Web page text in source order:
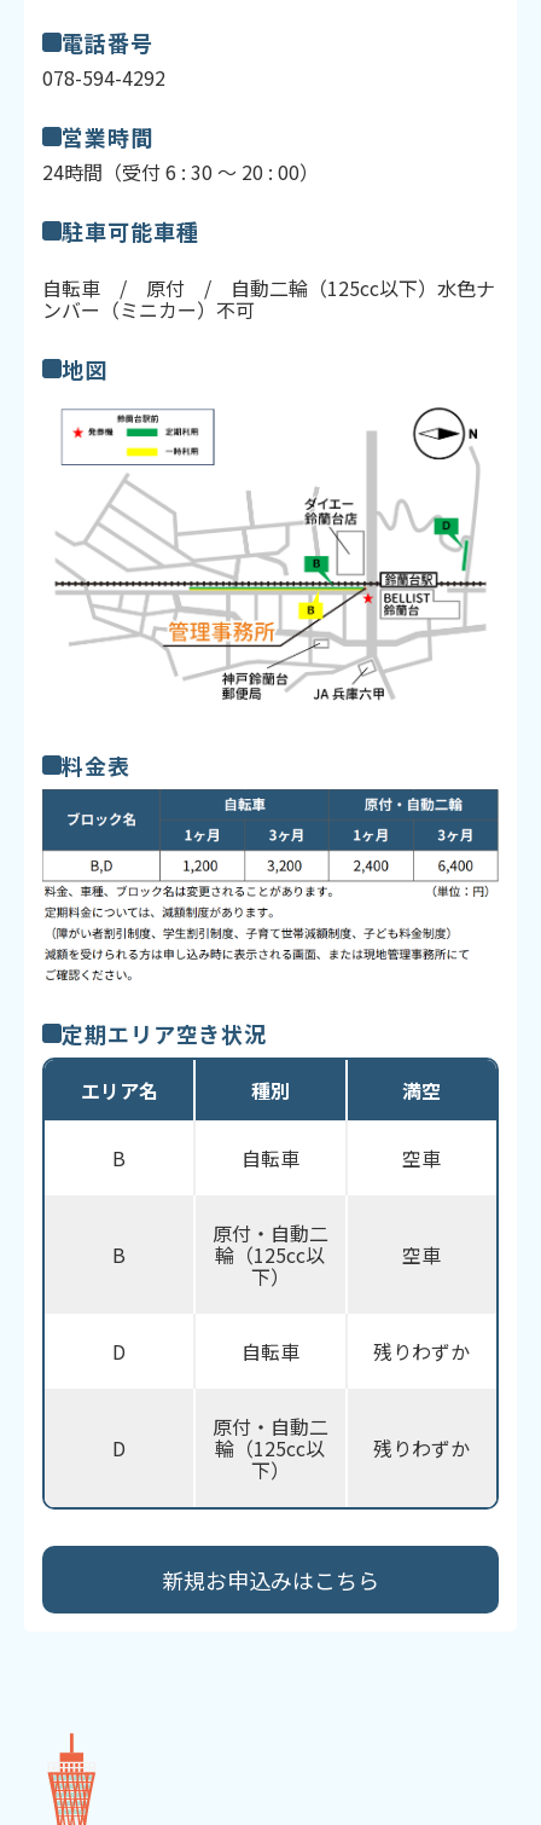
電話番号
078-594-4292
営業時間
24時間（受付 6 : 30 ～ 20 : 00）
駐車可能車種
自転車 / 原付 / 自動二輪（125cc以下）水色ナ
ンバー（ミニカー）不可
地図
料金表
定期エリア空き状況
エリア名 種別 満空
B 自転車 空車
B
原付・自動二
輪（125cc以
下）
空車
D 自転車 残りわずか
D
原付・自動二
輪（125cc以
下）
残りわずか
新規お申込みはこちら​